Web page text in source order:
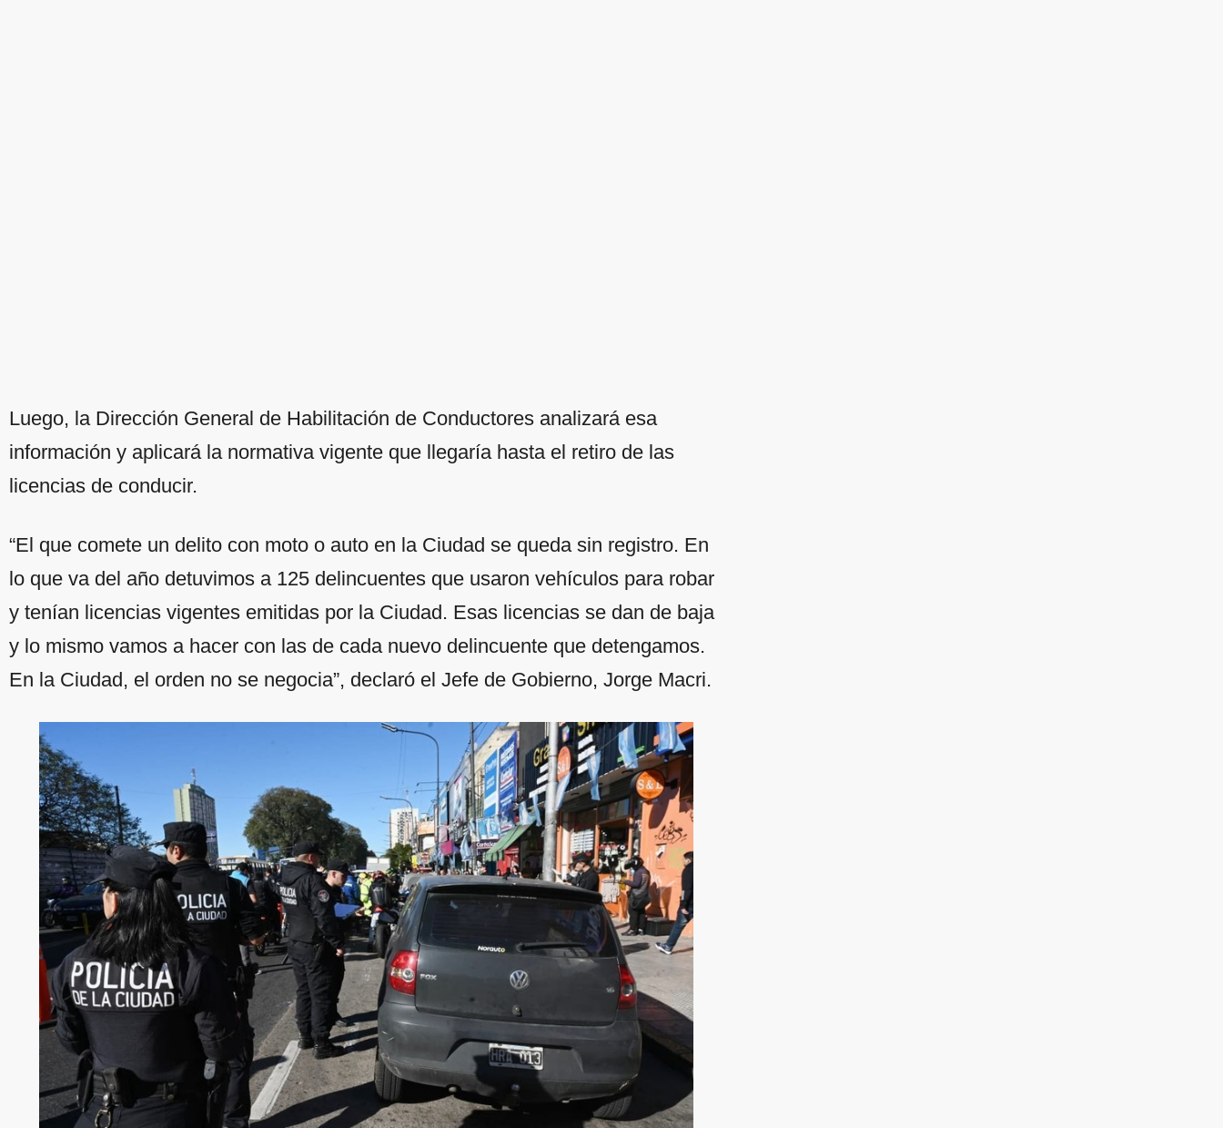
Luego, la Dirección General de Habilitación de Conductores analizará esa
información y aplicará la normativa vigente que llegaría hasta el retiro de las
licencias de conducir.
“El que comete un delito con moto o auto en la Ciudad se queda sin registro. En
lo que va del año detuvimos a 125 delincuentes que usaron vehículos para robar
y tenían licencias vigentes emitidas por la Ciudad. Esas licencias se dan de baja
y lo mismo vamos a hacer con las de cada nuevo delincuente que detengamos.
En la Ciudad, el orden no se negocia”, declaró el Jefe de Gobierno, Jorge Macri.